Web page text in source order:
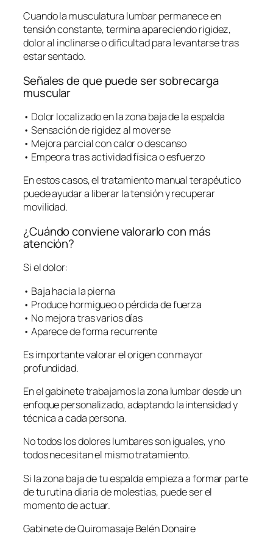
Cuando la musculatura lumbar permanece en
tensión constante, termina apareciendo rigidez,
dolor al inclinarse o dificultad para levantarse tras
estar sentado.
Señales de que puede ser sobrecarga
muscular
• Dolor localizado en la zona baja de la espalda
• Sensación de rigidez al moverse
• Mejora parcial con calor o descanso
• Empeora tras actividad física o esfuerzo
En estos casos, el tratamiento manual terapéutico
puede ayudar a liberar la tensión y recuperar
movilidad.
¿Cuándo conviene valorarlo con más
atención?
Si el dolor:
• Baja hacia la pierna
• Produce hormigueo o pérdida de fuerza
• No mejora tras varios días
• Aparece de forma recurrente
Es importante valorar el origen con mayor
profundidad.
En el gabinete trabajamos la zona lumbar desde un
enfoque personalizado, adaptando la intensidad y
técnica a cada persona.
No todos los dolores lumbares son iguales, y no
todos necesitan el mismo tratamiento.
Si la zona baja de tu espalda empieza a formar parte
de tu rutina diaria de molestias, puede ser el
momento de actuar.
Gabinete de Quiromasaje Belén Donaire